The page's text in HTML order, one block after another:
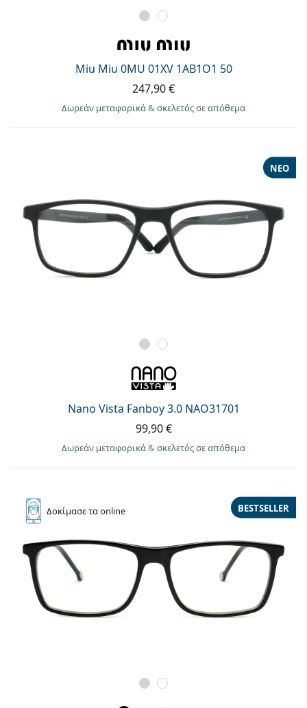
Miu Miu 0MU 01XV 1AB1O1 50
247,90 €
Δωρεάν μεταφορικά& σκελετός σε απόθεμα
Nano Vista Fanboy 3.0 NAO31701
ΝΈΟ
99,90 €
Δωρεάν μεταφορικά& σκελετός σε απόθεμα
Δοκίμασετα online BESTSELLER